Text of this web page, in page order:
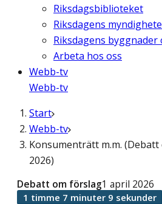
Riksdagsbiblioteket
Riksdagens
Riksdagens byggnader
Arbeta hos oss
Webb-tv
Webb-tv
Start
Webb-tv
Konsumenträtt m.m.
2026)
Debatt om förslag1 april 2026
1 timme 7 minuter 9 sekunder